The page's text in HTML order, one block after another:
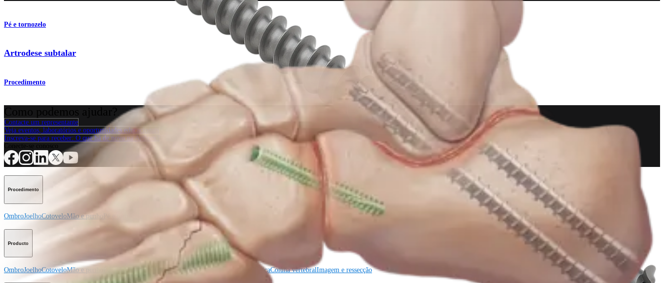
Pé e tornozelo
Artrodese subtalar
Procedimento
Contacte um representante
Veja eventos, laboratórios e oportunidades educacionais
Inscreva-se para receber: O que há de novo na Arthrex?
Procedimento
OmbroJoelhoCotoveloMão e punho OrtobiológicosCirurgia cardiotorácica
Producto
OmbroJoelhoCotoveloMão e punho Pé e tornozelo QuadrilOrtobiológicos Cirurgia cardiotorácicaColuna vertebralImagem e ressecção